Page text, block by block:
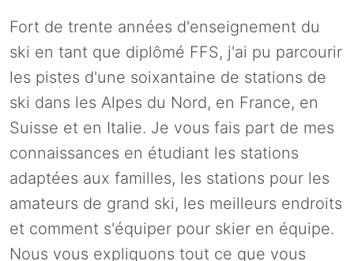
Fort de trente années d'enseignement du
ski en tant que diplômé FFS, j'ai pu parcourir
les pistes d'une soixantaine de stations de
ski dans les Alpes du Nord, en France, en
Suisse et en Italie. Je vous fais part de mes
connaissances en étudiant les stations
adaptées aux familles, les stations pour les
amateurs de grand ski, les meilleurs endroits
et comment s'équiper pour skier en équipe.
Nous vous expliquons tout ce que vous